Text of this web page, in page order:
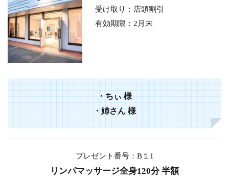
受け取り：店頭割引
有効期限：2月末
・ちぃ 様
・姉さん 様
プレゼント番号：B１1
リンパマッサージ全身120分 半額